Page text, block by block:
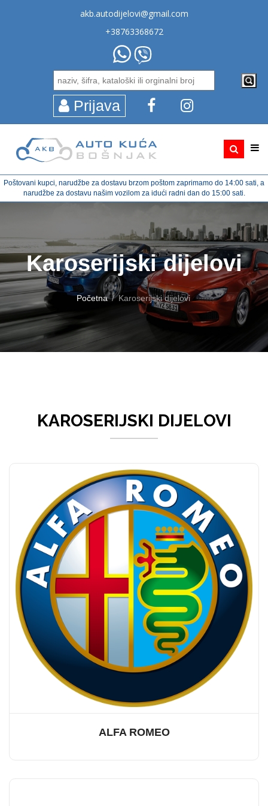
akb.autodijelovi@gmail.com
+38763368672
Prijava
Poštovani kupci, narudžbe za dostavu brzom poštom zaprimamo do 14:00 sati, a
narudžbe za dostavu našim vozilom za idući radni dan do 15:00 sati.
Karoserijski dijelovi
Početna Karoserijski dijelovi
KAROSERIJSKI DIJELOVI
ALFA ROMEO